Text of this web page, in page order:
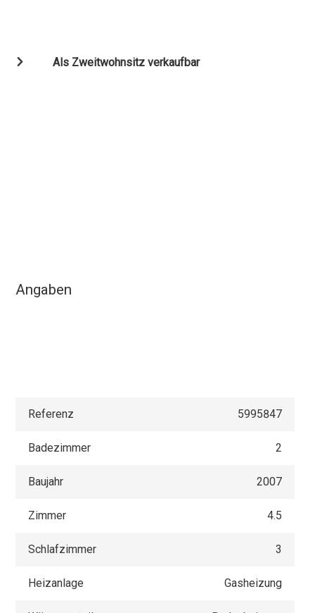
Als Zweitwohnsitz verkaufbar
Angaben
Referenz 5995847
Badezimmer 2
Baujahr 2007
Zimmer 4.5
Schlafzimmer 3
Heizanlage Gasheizung